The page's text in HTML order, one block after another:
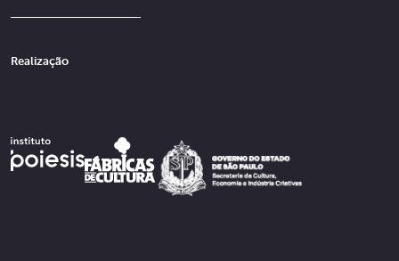
Realização